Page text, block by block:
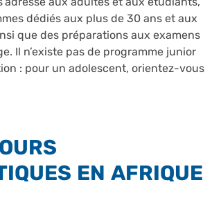
dédiés aux plus de 30 ans et aux
que des préparations aux examens
Il n’existe pas de programme junior
: pour un adolescent, orientez-vous
EN AFRIQUE